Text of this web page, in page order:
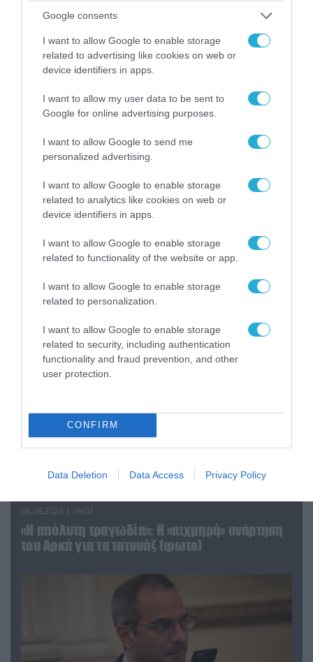
Google consents
I want to allow Google to enable storage
related to advertising like cookies on web or
device identifiers in apps.
I want to allow my user data to be sent to
Google for online advertising purposes.
I want to allow Google to send me
personalized advertising.
I want to allow Google to enable storage
related to analytics like cookies on web or
device identifiers in apps.
I want to allow Google to enable storage
related to functionality of the website or app.
I want to allow Google to enable storage
related to personalization.
I want to allow Google to enable storage
related to security, including authentication
functionality and fraud prevention, and other
user protection.
CONFIRM
Data Deletion Data Access Privacy Policy
ουκρανικών δυνάμεων στην Ζαπορίζια
08.08.2026 | 17:02
Σε «αναμμένα κάρβουνα» η Τουρκία:
Περιορίζει την κίνηση πλοίων από την Μαύρη
Θάλασσα
08.08.2026 | 09:02
«Η απόλυτη τραγωδία»: Η «αιχμηρή» ανάρτηση
του Αρκά για τα τατουάζ (φωτο)